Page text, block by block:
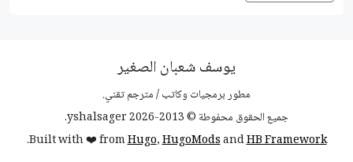
يوسف شعبان الصغير
مطور برمجيات وكاتب / مترجم تقني.
جميع الحقوق محفوطة © 2013-2026 yshalsager.
Built with ❤️ fromHugo,HugoModsandHB Framework
.